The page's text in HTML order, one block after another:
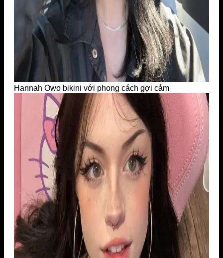
Hannah Owo bikini với phong cách gợi cảm